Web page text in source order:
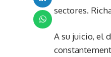
sectores.
A su juicio, el